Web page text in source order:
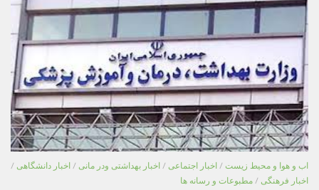
اب و هوا و محیط زیست / اخبار اجتماعی / اخبار بهداشتی ودر مانی / اخبار دانشگاهی /
اخبار فرهنگی / مطبوعات و رسانه ها